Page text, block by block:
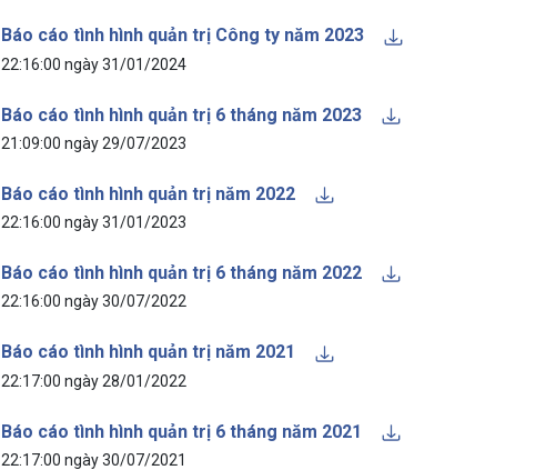
Báo cáo tình hình quản trị Công ty năm 2023
22:16:00 ngày 31/01/2024
Báo cáo tình hình quản trị 6 tháng năm 2023
21:09:00 ngày 29/07/2023
Báo cáo tình hình quản trị năm 2022
22:16:00 ngày 31/01/2023
Báo cáo tình hình quản trị 6 tháng năm 2022
22:16:00 ngày 30/07/2022
Báo cáo tình hình quản trị năm 2021
22:17:00 ngày 28/01/2022
Báo cáo tình hình quản trị 6 tháng năm 2021
22:17:00 ngày 30/07/2021